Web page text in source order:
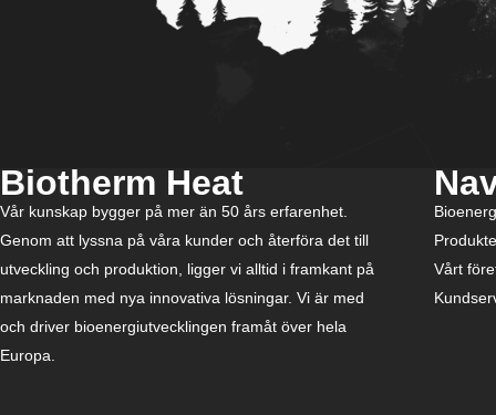
Biotherm Heat
Vår kunskap bygger på mer än 50 års erfarenhet.
Genom att lyssna på våra kunder och återföra det till
utveckling och produktion, ligger vi alltid i framkant på
marknaden med nya innovativa lösningar. Vi är med
och driver bioenergiutvecklingen framåt över hela
Europa.
Vårt